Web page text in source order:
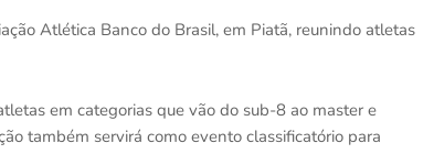
Atlética Banco do Brasil, em Piatã, reunindo atletas
em categorias que vão do sub-8 ao master e
também servirá como evento classificatório para